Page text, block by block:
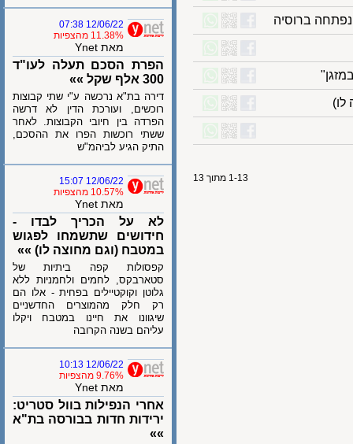
ברוסיה
1-13 מתוך 13
12/06/22 07:38
11.38% מהצפיות
מאת Ynet
הפרת הסכם תעלה לעו"ד
300 אלף שקל »»
דירה בת"א נרכשה ע"י שתי קבוצות
רוכשים, ועורכת הדין לא דרשה
הפרדה בין חיובי הקבוצות. לאחר
ששתי רוכשות הפרו את ההסכם,
התיק הגיע לביהמ"ש
12/06/22 15:07
10.57% מהצפיות
מאת Ynet
לא על הכריך לבדו -
חידושים שתשמחו לפגוש
במטבח (וגם מחוצה לו) »»
קפסולות קפה ביתיות של
סטארבקס, לחמים ולחמניות ללא
גלוטן וקוקטיילים בפחית - אלו הם
רק חלק מהמוצרים החדשניים
שיגוונו את חיינו במטבח ויקלו
עליהם בשנה הקרובה
12/06/22 10:13
9.76% מהצפיות
מאת Ynet
אחרי הנפילות בוול סטריט:
ירידות חדות בבורסה בת"א